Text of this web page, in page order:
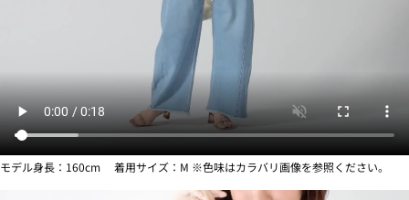
モデル身長：160cm 着用サイズ：M ※色味はカラバリ画像を参照ください。